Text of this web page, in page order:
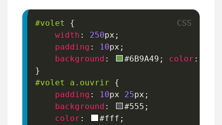
#volet
{
width : 250px ;
padding : 10px ;
background : #6B9A49 ; color :
}
#volet
a .ouvrir
{
padding : 10px 25px ;
background : #555 ;
color : #fff ;